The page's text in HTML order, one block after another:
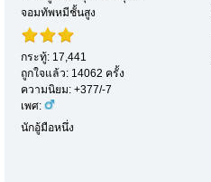
จอมทัพหมีชั้นสูง
กระทู้: 17,441
ถูกใจแล้ว: 14062 ครั้ง
ความนิยม: +377/-7
เพศ:
นักอู้มือหนึ่ง